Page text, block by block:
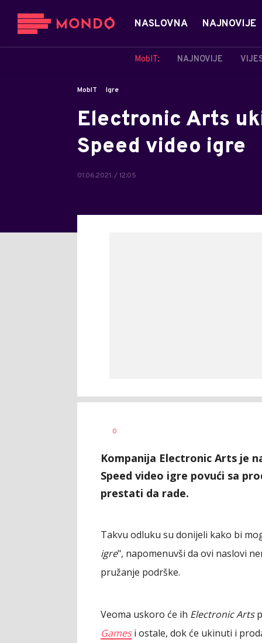
NASLOVNA NAJNOVIJE
MobIT: NAJNOVIJE
MobIT Igre
Electronic Arts
Speed video igre
01.06.2021. / 12:05
AUTOR
0
Kompanija Electronic Arts je
Speed video igre povući sa
prestati da rade.
Takvu odluku su donijeli kako bi
igre", napomenuvši da ovi naslovi
pružanje podrške.
Veoma uskoro će ih Electronic Arts
Gamesi ostale, dok će ukinuti i